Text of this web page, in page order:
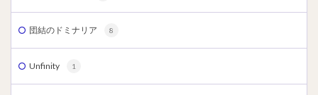
団結のドミナリア 8
Unfinity 1